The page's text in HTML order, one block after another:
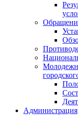
Администрация